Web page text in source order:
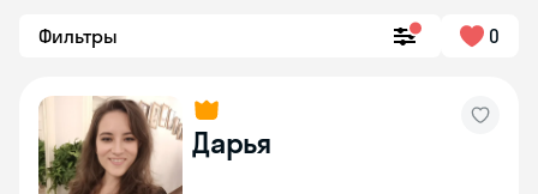
Фильтры 0
Дарья
Skyeng Chat